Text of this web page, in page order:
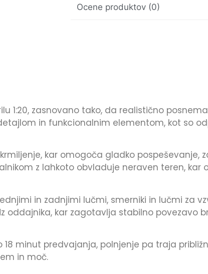
Ocene produktov (0)
1:20, zasnovano tako, da realistično
in funkcionalnim elementom, kot so
kar omogoča gladko pospeševanje,
z lahkoto obvladuje neraven teren, kar
in zadnjimi lučmi, smerniki in lučmi za
oddajnika, kar zagotavlja stabilno povezavo
minut predvajanja, polnjenje pa traja
in moč.